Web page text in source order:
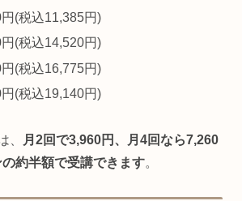
(税込11,385円)
(税込14,520円)
(税込16,775円)
(税込19,140円)
、
月2回で3,960円、月4回なら7,260
約半額で受講できます。